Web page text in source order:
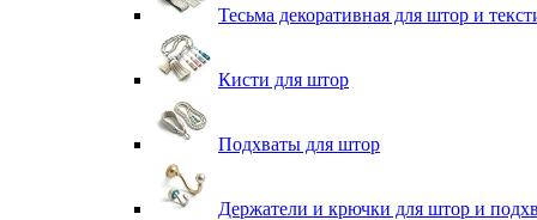
Тесьма декоративная для штор и
Кисти для штор
Подхваты для штор
Держатели и крючки для штор и